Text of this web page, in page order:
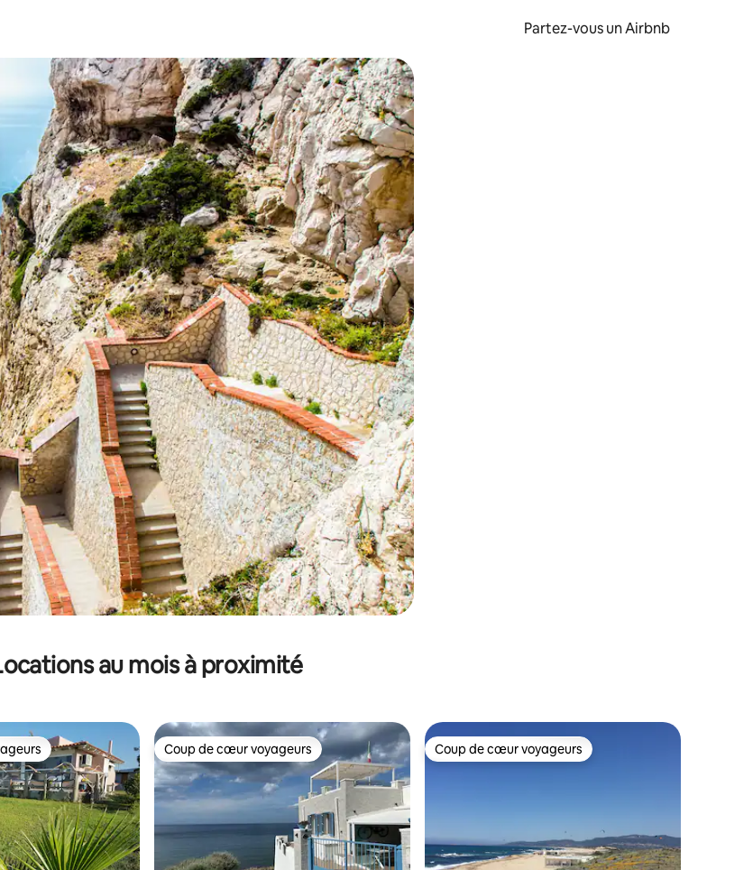
Partez-vous un Airbnb
flèches vers le haut et vers le bas, ou en appuyant dessus et en les faisant glisser.
au mois à proximité
Coup de cœur voyageurs
Coup de cœur voyageurs Coup de cœur voyageurs
Coup de cœur voyageurs